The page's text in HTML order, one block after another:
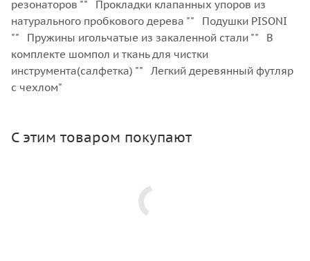
резонаторов "" Прокладки клапанных упоров из
натурального пробкового дерева "" Подушки PISONI
"" Пружины игольчатые из закаленной стали "" В
комплекте шомпол и ткань для чистки
инструмента(салфетка) "" Легкий деревянный футляр
с чехлом"
С этим товаром покупают